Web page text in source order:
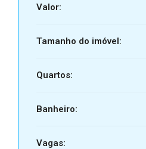
Valor:
Tamanho do imóvel:
Quartos:
Banheiro:
Vagas: